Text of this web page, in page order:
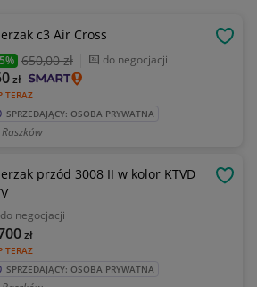
c3 Air Cross
650,00 zł do negocjacji
TERAZ
zł
SPRZEDAJĄCY: OSOBA PRYWATNA
Raszków
przód 3008 II w kolor KTVD
do negocjacji
TERAZ
zł
SPRZEDAJĄCY: OSOBA PRYWATNA